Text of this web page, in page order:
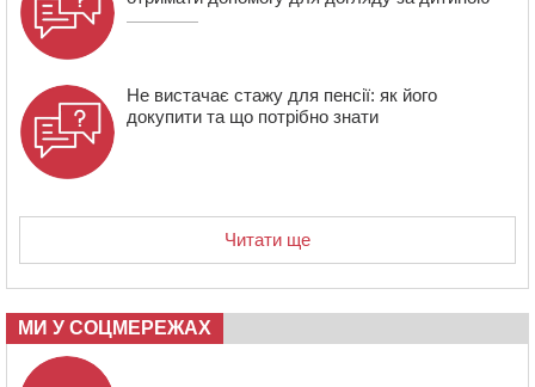
Не вистачає стажу для пенсії: як його
докупити та що потрібно знати
Читати ще
МИ У СОЦМЕРЕЖАХ